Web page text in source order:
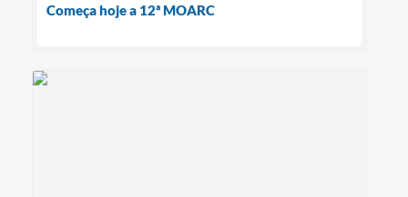
Começa hoje a 12ª MOARC